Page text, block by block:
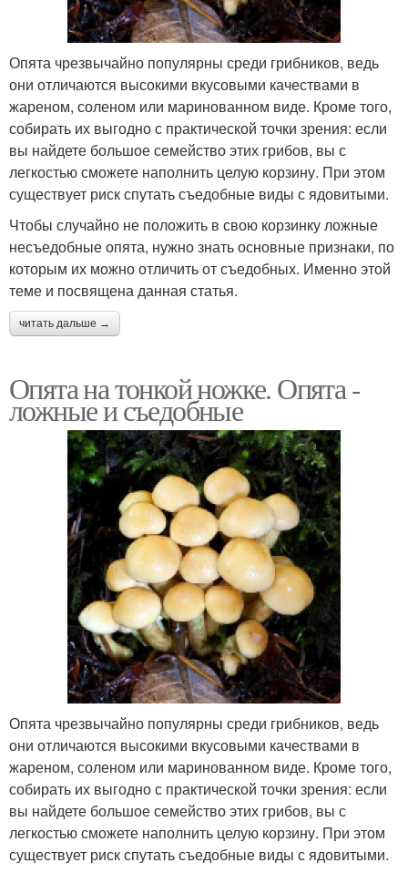
Опята чрезвычайно популярны среди грибников, ведь
они отличаются высокими вкусовыми качествами в
жареном, соленом или маринованном виде. Кроме того,
собирать их выгодно с практической точки зрения: если
вы найдете большое семейство этих грибов, вы с
легкостью сможете наполнить целую корзину. При этом
существует риск спутать съедобные виды с ядовитыми.
Чтобы случайно не положить в свою корзинку ложные
несъедобные опята, нужно знать основные признаки, по
которым их можно отличить от съедобных. Именно этой
теме и посвящена данная статья.
читать дальше →
Опята на тонкой ножке. Опята -
ложные и съедобные
Опята чрезвычайно популярны среди грибников, ведь
они отличаются высокими вкусовыми качествами в
жареном, соленом или маринованном виде. Кроме того,
собирать их выгодно с практической точки зрения: если
вы найдете большое семейство этих грибов, вы с
легкостью сможете наполнить целую корзину. При этом
существует риск спутать съедобные виды с ядовитыми.